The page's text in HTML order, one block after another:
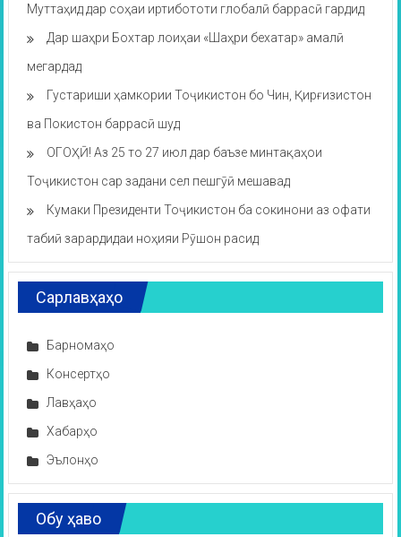
Муттаҳид дар соҳаи иртибототи глобалӣ баррасӣ гардид
Дар шаҳри Бохтар лоиҳаи «Шаҳри бехатар» амалӣ
мегардад
Густариши ҳамкории Тоҷикистон бо Чин, Қирғизистон
ва Покистон баррасӣ шуд
ОГОҲӢ! Аз 25 то 27 июл дар баъзе минтақаҳои
Тоҷикистон сар задани сел пешгӯӣ мешавад
Кумаки Президенти Тоҷикистон ба сокинони аз офати
табиӣ зарардидаи ноҳияи Рӯшон расид
Сарлавҳаҳо
Барномаҳо
Консертҳо
Лавҳаҳо
Хабарҳо
Эълонҳо
Обу ҳаво